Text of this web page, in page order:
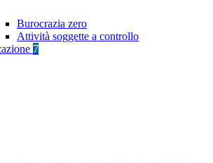
Burocrazia zero
Attività soggette a controllo
7